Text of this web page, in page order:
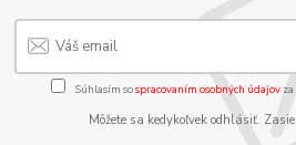
Súhlasím sospracovaním osobných údajov
Môžete sa kedykoľvek odhlásiť.